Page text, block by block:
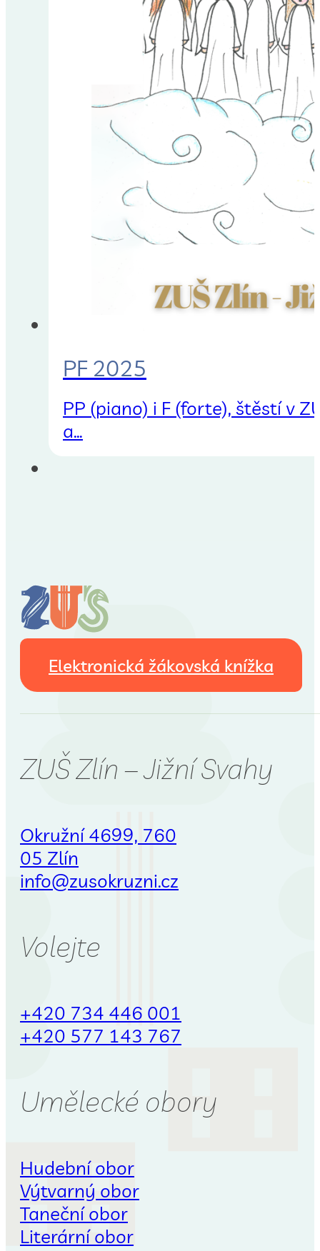
PF 2025
PP (piano) i F (forte), štěstí v
a…
Elektronická žákovská knížka
ZUŠ Zlín – Jižní Svahy
Okružní 4699, 760
05 Zlín
info@zusokruzni.cz
Volejte
+420 734 446 001
+420 577 143 767
Umělecké obory
Hudební obor
Výtvarný obor
Taneční obor
Literární obor